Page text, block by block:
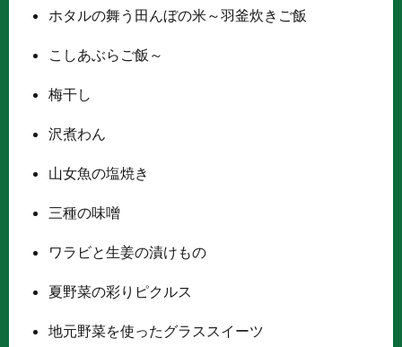
ホタルの舞う田んぼの米～羽釜炊きご飯
こしあぶらご飯～
梅干し
沢煮わん
山女魚の塩焼き
三種の味噌
ワラビと生姜の漬けもの
夏野菜の彩りピクルス
地元野菜を使ったグラススイーツ